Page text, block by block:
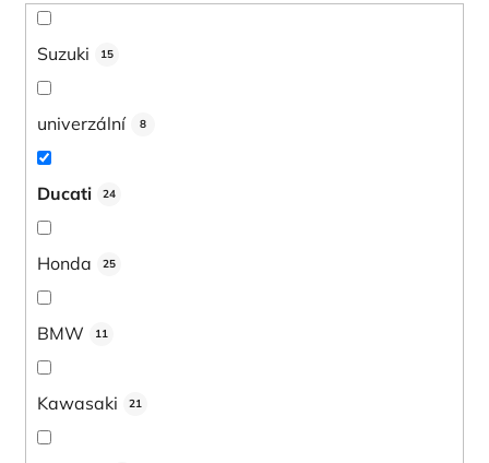
Suzuki 15
univerzální 8
Ducati 24
Honda 25
BMW 11
Kawasaki 21